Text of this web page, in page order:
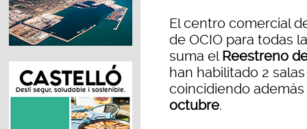
El centro comercial
de OCIO para todas
suma elReestreno
han habilitado 2
coincidiendo
octubre.